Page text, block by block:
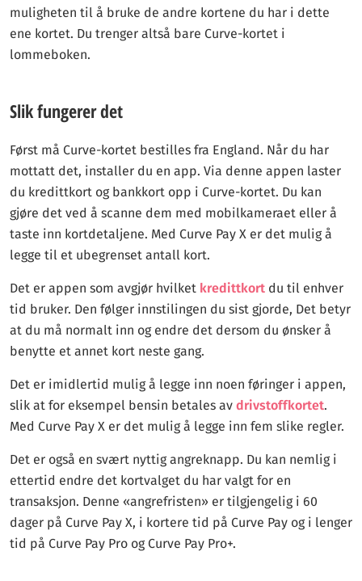
muligheten til å bruke de andre kortene du har i dette
ene kortet. Du trenger altså bare Curve-kortet i
lommeboken.
Slik fungerer det
Først må Curve-kortet bestilles fra England. Når du har
mottatt det, installer du en app. Via denne appen laster
du kredittkort og bankkort opp i Curve-kortet. Du kan
gjøre det ved å scanne dem med mobilkameraet eller å
taste inn kortdetaljene. Med Curve Pay X er det mulig å
legge til et ubegrenset antall kort.
Det er appen som avgjør hvilket kredittkort du til enhver
tid bruker. Den følger innstilingen du sist gjorde, Det betyr
at du må normalt inn og endre det dersom du ønsker å
benytte et annet kort neste gang.
Det er imidlertid mulig å legge inn noen føringer i appen,
slik at for eksempel bensin betales av drivstoffkortet.
Med Curve Pay X er det mulig å legge inn fem slike regler.
Det er også en svært nyttig angreknapp. Du kan nemlig i
ettertid endre det kortvalget du har valgt for en
transaksjon. Denne «angrefristen» er tilgjengelig i 60
dager på Curve Pay X, i kortere tid på Curve Pay og i lenger
tid på Curve Pay Pro og Curve Pay Pro+.